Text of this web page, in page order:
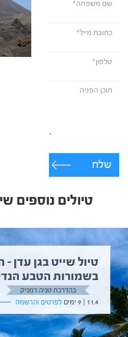
שלח
טיולים נוספים
טיול שייט בגן עדן –
בשמורות הטבע
בהדרכת טניה רמניק
11.4 | 9 ימים
לפרטים והרשמה